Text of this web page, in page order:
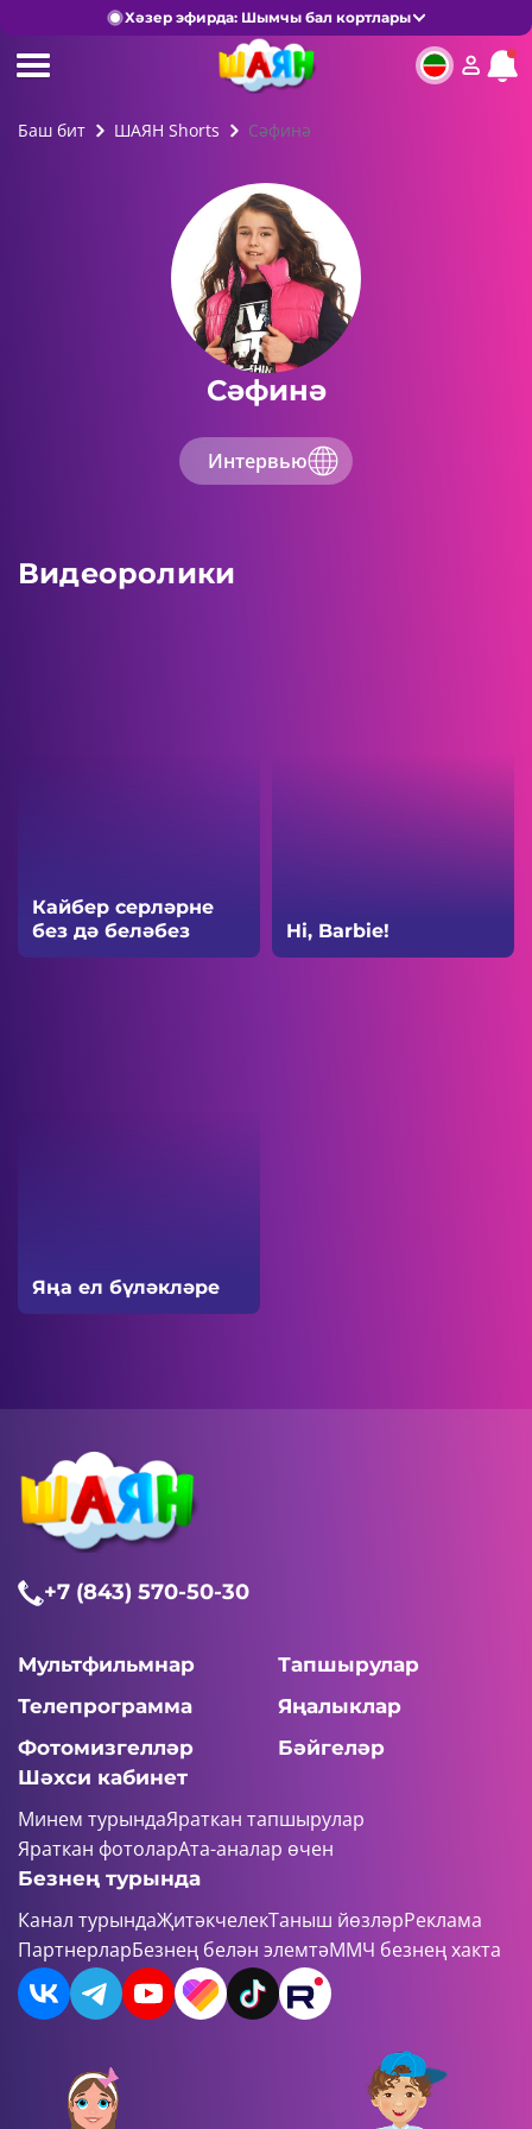
Хәзер эфирда: Шымчы бал кортлары
Баш бит ШАЯН Shorts Cәфинә
Cәфинә
Интервью
Видеоролики
Кайбер серләрне
без дә беләбез
Hi, Barbie!
Яңа ел бүләкләре
+7 (843) 570-50-30
Мультфильмнар
Тапшырулар
Телепрограмма
Яңалыклар
Фотомизгелләр
Бәйгеләр
Шәхси кабинет
Минем турындаЯраткан тапшырулар
Яраткан фотоларАта-аналар өчен
Безнең турында
Канал турындаҖитәкчелекТаныш йөзләрРеклама
ПартнерларБезнең белән элемтәММЧ безнең хакта